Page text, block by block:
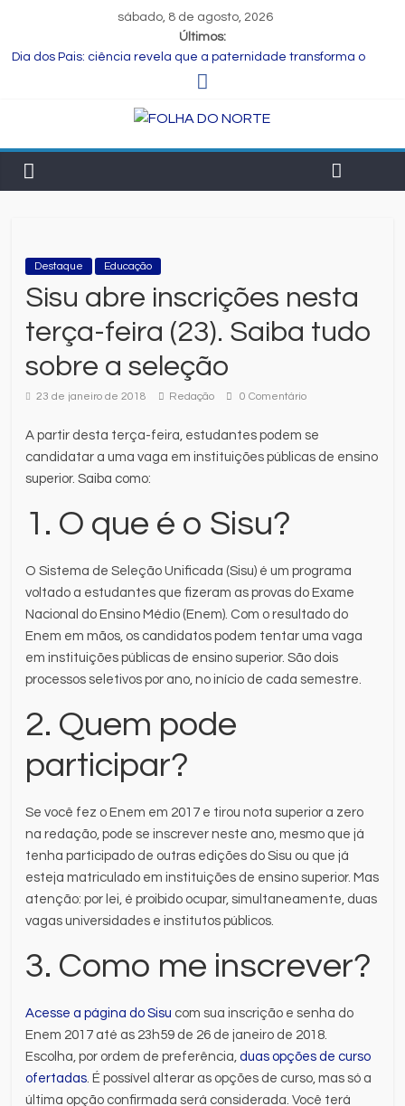
sábado, 8 de agosto, 2026
Últimos:
Dia dos Pais: ciência revela que a paternidade transforma o
entrevistas com os candidatos ao Governo do Estado
Bruno Reis e Zé Cocá são recebidos por Wilson Cardoso para
celebrar o Dia dos Pais
Destaque Educação
Sisu abre inscrições nesta
terça-feira (23). Saiba tudo
sobre a seleção
23 de janeiro de 2018 Redação 0 Comentário
A partir desta terça-feira, estudantes podem se
candidatar a uma vaga em instituições públicas de ensino
superior. Saiba como:
1. O que é o Sisu?
O Sistema de Seleção Unificada (Sisu) é um programa
voltado a estudantes que fizeram as provas do Exame
Nacional do Ensino Médio (Enem). Com o resultado do
Enem em mãos, os candidatos podem tentar uma vaga
em instituições públicas de ensino superior. São dois
processos seletivos por ano, no início de cada semestre.
2. Quem pode
participar?
Se você fez o Enem em 2017 e tirou nota superior a zero
na redação, pode se inscrever neste ano, mesmo que já
tenha participado de outras edições do Sisu ou que já
esteja matriculado em instituições de ensino superior. Mas
atenção: por lei, é proibido ocupar, simultaneamente, duas
vagas universidades e institutos públicos.
3. Como me inscrever?
Acesse a página do Sisu com sua inscrição e senha do
Enem 2017 até as 23h59 de 26 de janeiro de 2018.
Escolha, por ordem de preferência,duas opções de curso
ofertadas. É possível alterar as opções de curso, mas só a
última opção confirmada será considerada. Você terá